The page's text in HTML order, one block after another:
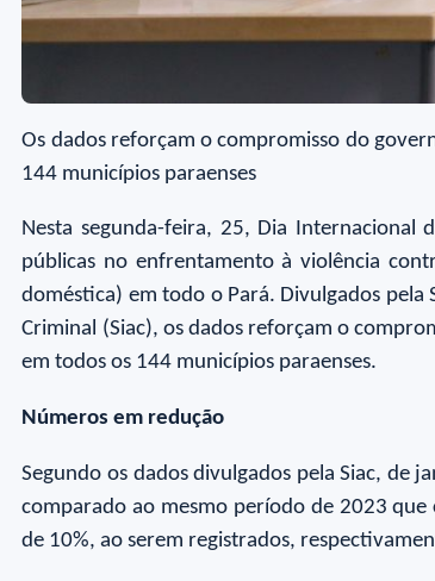
Os dados reforçam o compromisso do
144 municípios paraenses
Nesta segunda-feira, 25, Dia Internacional
públicas no enfrentamento à violência
doméstica) em todo o Pará. Divulgados pela
Criminal (Siac), os dados reforçam o
em todos os 144 municípios paraenses.
Números em redução
Segundo os dados divulgados pela Siac, de
comparado ao mesmo período de 2023
de 10%, ao serem registrados,